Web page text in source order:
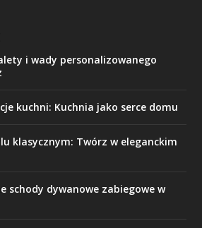
i wady personalizowanego
kuchni: Kuchnia jako serce domu
klasycznym: Twórz w eleganckim
schody dywanowe zabiegowe w